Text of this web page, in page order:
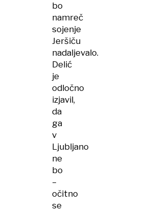
bo
namreč
sojenje
Jeršiču
nadaljevalo.
Delić
je
odločno
izjavil,
da
ga
v
Ljubljano
ne
bo
–
očitno
se